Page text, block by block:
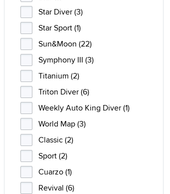
Star Diver (3)
Star Sport (1)
Sun&Moon (22)
Symphony III (3)
Titanium (2)
Triton Diver (6)
Weekly Auto King Diver (1)
World Map (3)
Classic (2)
Sport (2)
Cuarzo (1)
Revival (6)